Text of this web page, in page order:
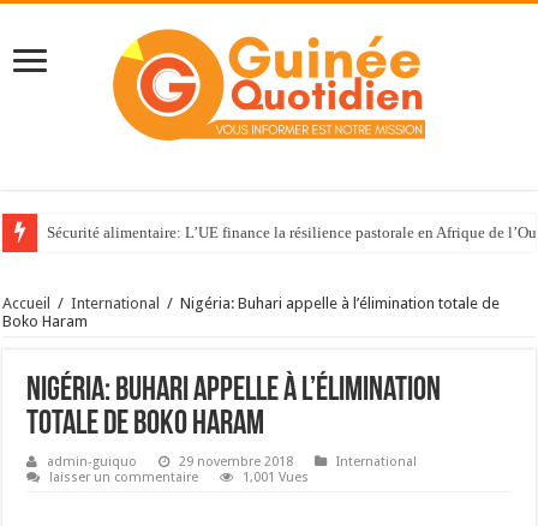
Sécurité alimentaire: L’UE finance la résilience pastorale en Afrique de
Accueil / International / Nigéria: Buhari appelle à l’élimination totale de
Boko Haram
Nigéria: Buhari appelle à l’élimination
totale de Boko Haram
admin-guiquo 29 novembre 2018
International
laisser un commentaire
1,001 Vues